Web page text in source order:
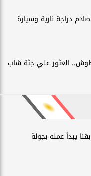
دراجة نارية وسيارة
العثور علي جثة شاب
يبدأ عمله بجولة